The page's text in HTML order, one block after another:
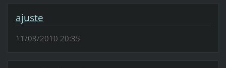
ajuste
11/03/2010 20:35